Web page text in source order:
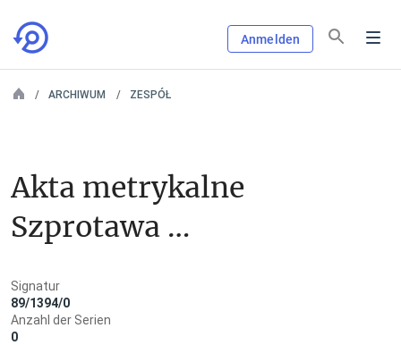
Anmelden
ARCHIWUM ZESPÓŁ
Akta metrykalne
Szprotawa
ewangelicka
Signatur
89/1394/0
Anzahl der Serien
0